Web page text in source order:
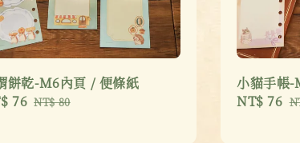
餅乾-M6內頁 / 便條紙
76 Regular
NT$ 80
小貓手帳-
Sale
NT$ 76